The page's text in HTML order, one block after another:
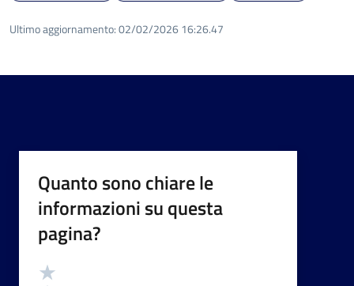
Ultimo aggiornamento:02/02/2026 16:26.47
Quanto sono chiare le
informazioni su questa
pagina?
Valutazione